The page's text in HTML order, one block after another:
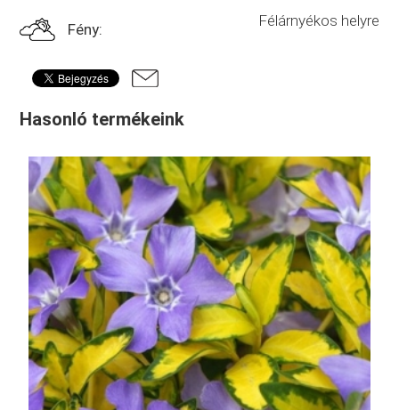
Fény: Félárnyékos helyre
Hasonló termékeink